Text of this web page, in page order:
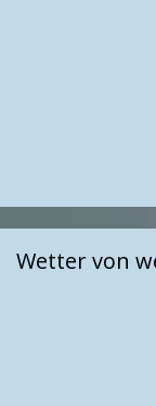
Wetter von